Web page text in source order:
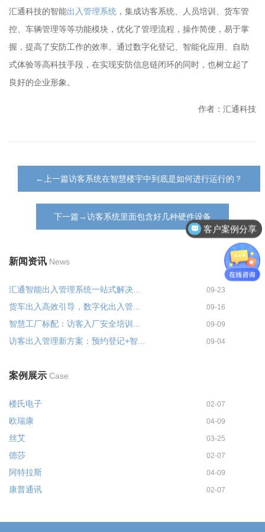
汇通科技的智能出入管理系统 ，集成访客系统、人员培训、货车管
控、车辆管理等等功能模块，优化了管理流程，操作简便，易于掌
握，提高了安防工作的效率。通过数字化登记、智能化应用、自助
式体验等高科技手段，在实现安防信息链闭环的同时，也树立起了
良好的企业形象。
作者：汇通科技
←上一篇访客系统在智慧楼宇中到底是如何进行运行的？
下一篇→访客系统里面包含好几种硬件设备
新闻资讯 News
汇通智能出入管理系统一站式解决... 09-23
货车出入高效引导，数字化出入管... 09-16
智慧工厂标配：访客入厂安全培训... 09-09
访客出入管理新方案：预约登记+智... 09-04
案例展示 Case
楼氏电子 02-07
欧瑞康 04-09
丝艾 03-25
德莎 02-07
阿特拉斯 04-09
康普通讯 02-07
客户案例分享